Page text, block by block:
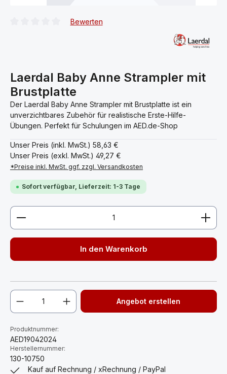
Bewerten
Laerdal Baby Anne Strampler mit
Brustplatte
Der Laerdal Baby Anne Strampler mit Brustplatte ist ein
unverzichtbares Zubehör für realistische Erste-Hilfe-
Übungen. Perfekt für Schulungen im AED.de-Shop
Unser Preis (inkl. MwSt.) 58,63 €
Unser Preis (exkl. MwSt.) 49,27 €
*Preise inkl. MwSt. ggf. zzgl. Versandkosten
Sofort verfügbar, Lieferzeit: 1-3 Tage
Produkt Anzahl: Gib den gewünschten Wert ein
In den Warenkorb
Angebot erstellen
Produktnummer:
AED19042024
Herstellernummer:
130-10750
Kauf auf Rechnung / xRechnung / PayPal